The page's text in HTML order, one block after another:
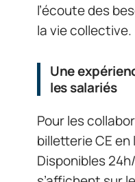
l’écoute des
la vie collective.
Une
les salariés
Pour les
billetterie CE
Disponibles